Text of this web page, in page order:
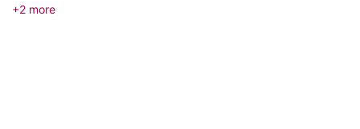
+2 more